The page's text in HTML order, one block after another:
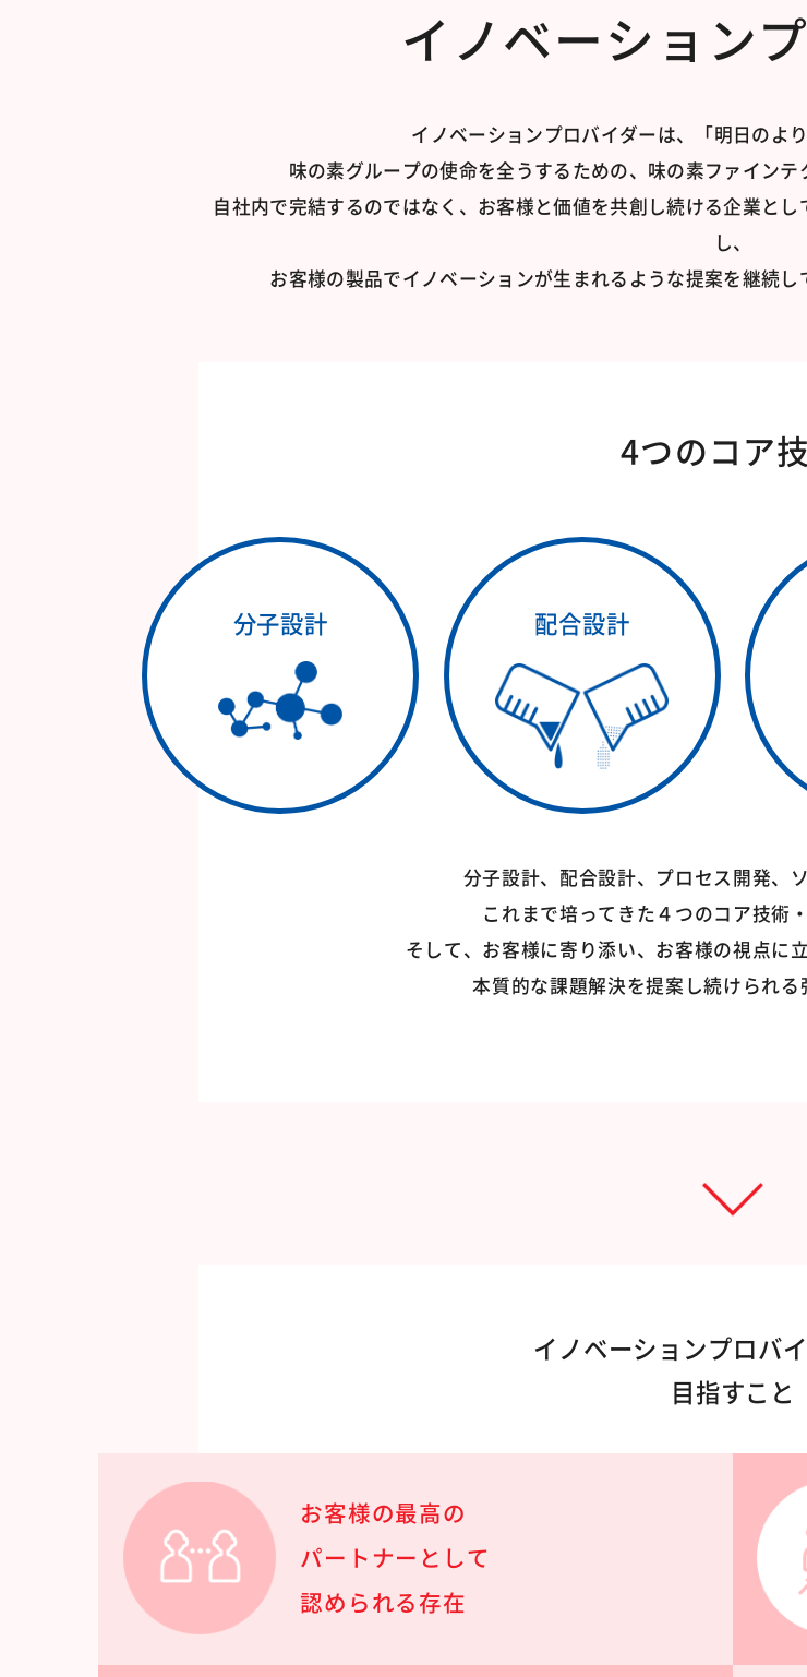
イノベーション
イノベーションプロバイダーは、「明日のよ
味の素グループの使命を全うするための、味の素ファインテ
自社内で完結するのではなく、お客様と価値を共創し続ける企業と
し、
お客様の製品でイノベーションが生まれるような提案を継続
4つのコア
分子設計 配合設計
分子設計、配合設計、プロセス開発、
これまで培ってきた４つのコア技術
そして、お客様に寄り添い、お客様の視点に
本質的な課題解決を提案し続けられる
イノベーションプロバ
目指すこと
お客様の最高の
パートナーとして
認められる存在